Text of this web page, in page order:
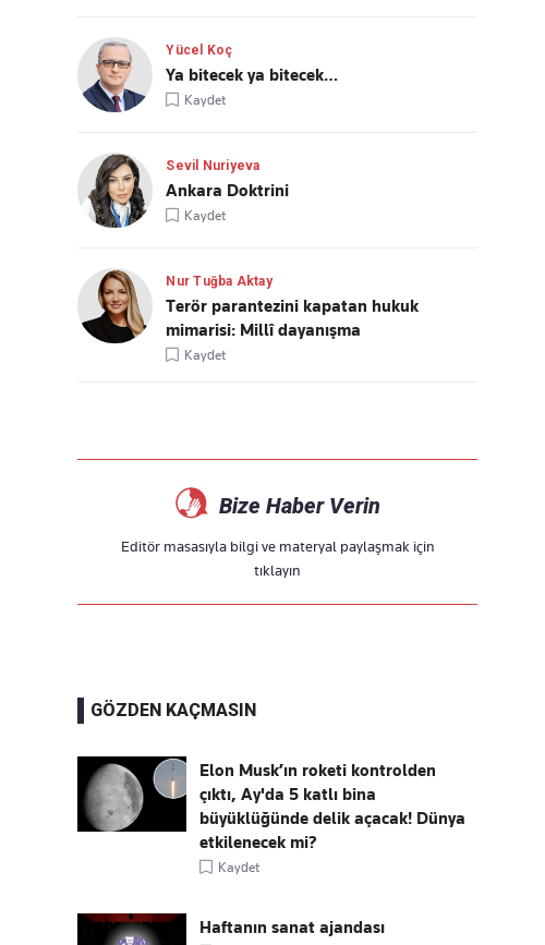
Yücel Koç
Ya bitecek ya bitecek…
Kaydet
Sevil Nuriyeva
Ankara Doktrini
Kaydet
Nur Tuğba Aktay
Terör parantezini kapatan hukuk
mimarisi: Millî dayanışma
Kaydet
Bize Haber Verin
Editör masasıyla bilgi ve materyal paylaşmak için
tıklayın
GÖZDEN KAÇMASIN
Elon Musk’ın roketi kontrolden
çıktı, Ay'da 5 katlı bina
büyüklüğünde delik açacak! Dünya
etkilenecek mi?
Kaydet
Haftanın sanat ajandası